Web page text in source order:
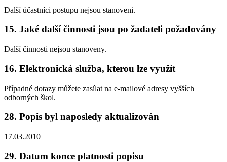
Další účastníci postupu nejsou stanoveni.
15. Jaké další činnosti jsou po žadateli požadovány
Další činnosti nejsou stanoveny.
16. Elektronická služba, kterou lze využít
Případné dotazy můžete zasílat na e-mailové adresy vyšších
odborných škol.
28. Popis byl naposledy aktualizován
17.03.2010
29. Datum konce platnosti popisu